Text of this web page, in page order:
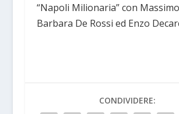
“Napoli Milionaria” con
Barbara De Rossi ed Enzo
CONDIVIDERE: